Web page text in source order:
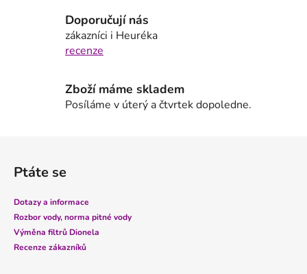
Doporučují nás
zákazníci i Heuréka
recenze
Zboží máme skladem
Posíláme v úterý a čtvrtek dopoledne.
Ptáte se
Dotazy a informace
Rozbor vody, norma pitné vody
Výměna filtrů Dionela
Recenze zákazníků